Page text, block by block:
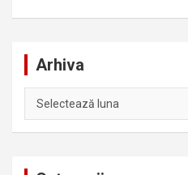
Arhiva